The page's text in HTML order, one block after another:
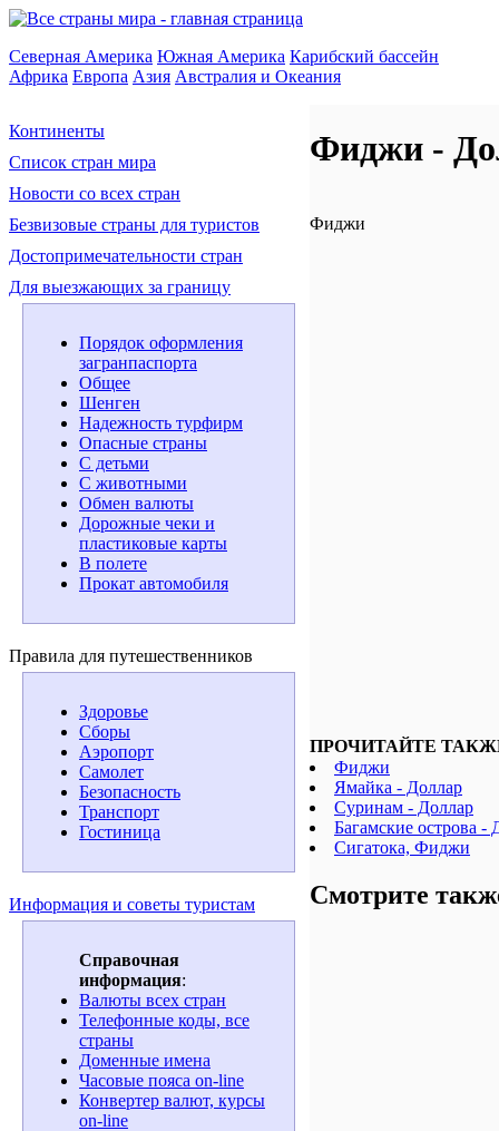
Северная Америка Южная Америка Карибский бассейн
Африка Европа Азия Австралия и Океания
Континенты
Список стран мира
Новости со всех стран
Безвизовые страны для туристов
Достопримечательности стран
Для выезжающих за границу
Порядок оформления
загранпаспорта
Общее
Шенген
Надежность турфирм
Опасные страны
С детьми
С животными
Обмен валюты
Дорожные чеки и
пластиковые карты
В полете
Прокат автомобиля
Правила для путешественников
Здоровье
Сборы
Аэропорт
Самолет
Безопасность
Транспорт
Гостиница
Информация и советы туристам
Справочная
информация:
Валюты всех стран
Телефонные коды, все
страны
Доменные имена
Часовые пояса on-line
Конвертер валют, курсы
on-line
Фиджи -
Фиджи
ПРОЧИТАЙТЕ
Фиджи
Ямайка - Доллар
Суринам - Доллар
Багамские острова -
Сигатока, Фиджи
Смотрите